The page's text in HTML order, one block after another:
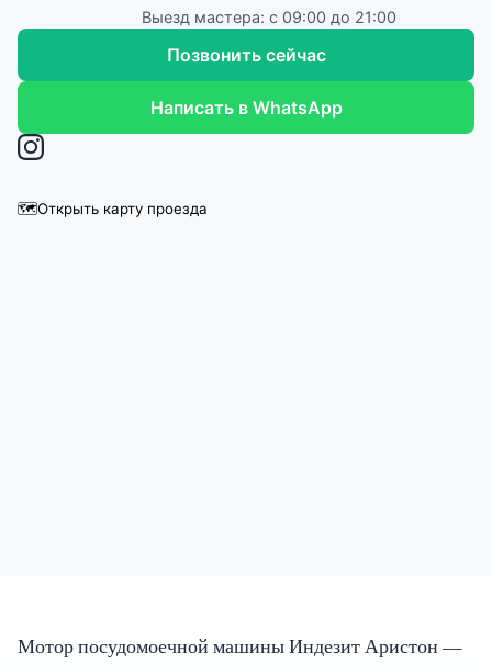
Выезд мастера: с 09:00 до 21:00
Позвонить сейчас
Написать в WhatsApp
🗺️Открыть карту проезда
Мотор посудомоечной машины Индезит Аристон —